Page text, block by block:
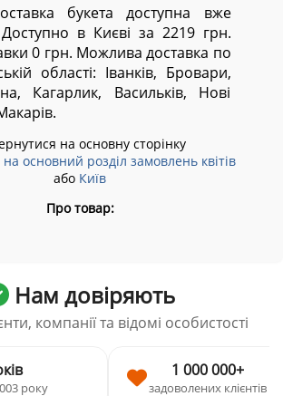
букета доступна вже
Доступно в Києві за 2219 грн.
0 грн. Можлива доставка по
області: Іванків, Бровари,
Кагарлик, Васильків, Нові
на основну сторінку
основний розділ замовлень квітів
або Київ
Про товар:
Нам довіряють
компанії та відомі особистості
року
1 000 000+
задоволених клієнтів